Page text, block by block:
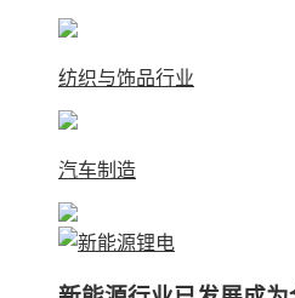
纺织与饰品行业
汽车制造